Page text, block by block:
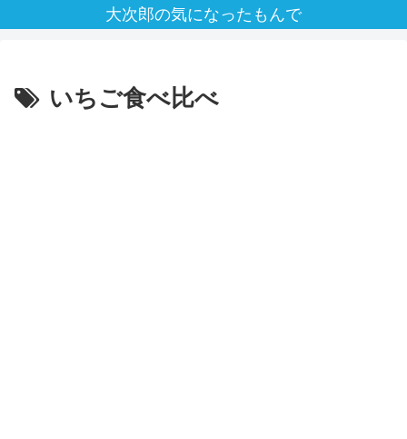
大次郎の気になったもんで
いちご食べ比べ